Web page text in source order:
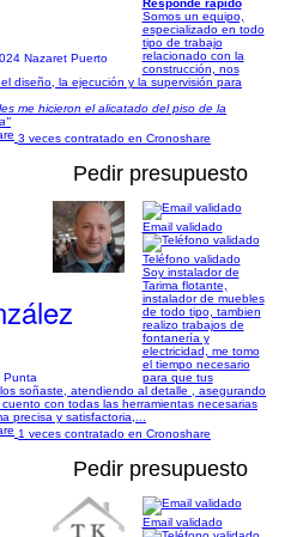
Nazaret Puerto
Responde rápido
Somos un equipo,
especializado en todo
tipo de trabajo
relacionado con la
construcción, nos
diseño, la ejecución y la supervisión para
me hicieron el alicatado del piso de la
3 veces contratado en Cronoshare
Pedir presupuesto
Punta
Email validado
Teléfono validado
Soy instalador de
Tarima flotante,
instalador de muebles
de todo tipo, tambien
realizo trabajos de
fontanería y
electricidad, me tomo
el tiempo necesario
para que tus
soñaste, atendiendo al detalle , asegurando
con todas las herramientas necesarias
precisa y satisfactoria,...
1 veces contratado en Cronoshare
Pedir presupuesto
Email validado